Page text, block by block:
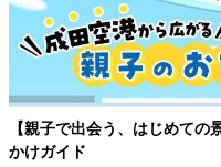
【親子で出会う、はじめて
かけガイド